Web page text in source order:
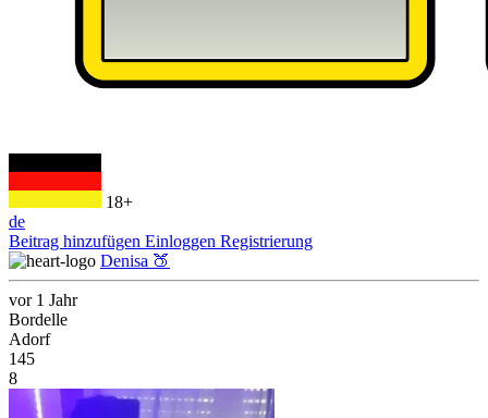
18+
de
Beitrag hinzufügen Einloggen Registrierung
Denisa 🍑
vor 1 Jahr
Bordelle
Adorf
145
8